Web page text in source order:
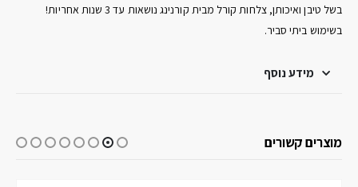
בשל טיבן ואיכותן, צלחות קורל מבית קורנינג נושאות עד 3 שנות אחריות!
בשימוש ביתי סביר.
מידע נוסף
מוצרים קשורים